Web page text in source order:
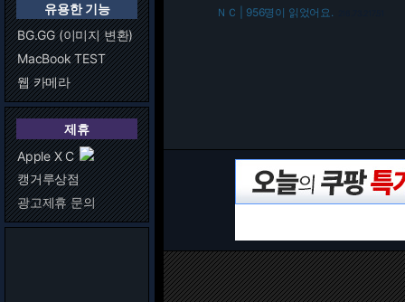
유용한 기능
BG.GG (이미지 변환)
MacBook TEST
웹 카메라
제휴
Apple X C
캥거루상점
광고제휴 문의
ＮＣ | 956명이 읽었어요.